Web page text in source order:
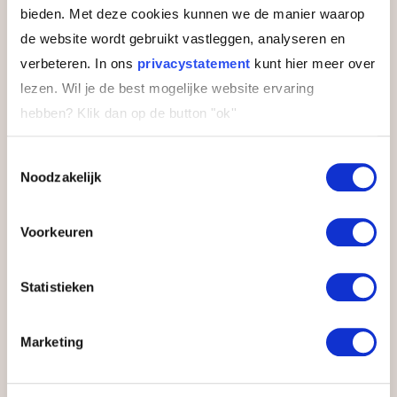
bieden. Met deze cookies kunnen we de manier waarop
de website wordt gebruikt vastleggen, analyseren en
verbeteren. In ons privacystatement kunt hier meer over
lezen. Wil je de best mogelijke website ervaring
hebben? Klik dan op de button "ok''
Noodzakelijk
Voorkeuren
Statistieken
Marketing
plaats van uit de drang om te zorgen.”
Persoonlijke
Communicatie en
Vergroot je relationele intelligentie